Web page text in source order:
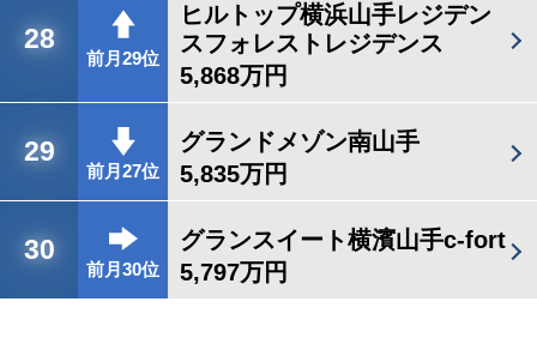
28
前月29位
ヒルトップ横浜山手レジデン
スフォレストレジデンス
5,868万円
29
前月27位
グランドメゾン南山手
5,835万円
30
前月30位
グランスイート横濱山手c-fort
5,797万円